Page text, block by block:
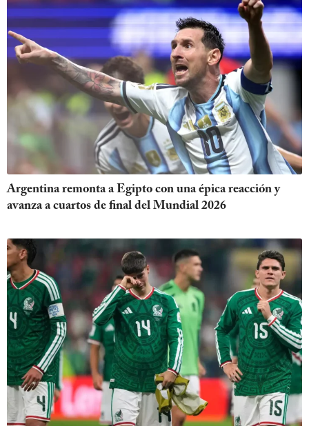
Argentina remonta a Egipto con una épica reacción y
avanza a cuartos de final del Mundial 2026